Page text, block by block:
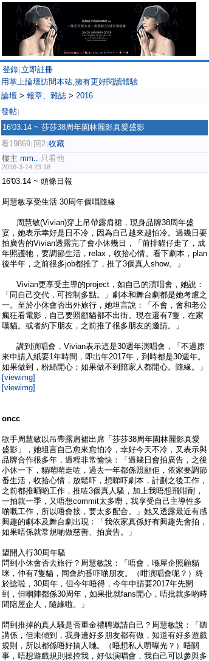
登錄 立即註冊
用掌上論壇訪問本站,擁有更好閱讀體驗
論壇 > 報章、雜誌 > 2016
發帖
16'03.14 ~ 莎莎38周年園林麗影真愛盛影
看19869 回2 收藏
樓主 mm.. 只看他
2016-3-14 23:18
16'03.14 ~ 頭條日報
周慧敏享受生活 30周年個唱隨緣
周慧敏(Vivian)穿上吊帶露肩裙，現身品牌38周年盛
宴，她表示幸好是日不冷，因為自己越來越怕冷。過幾日要
拍廣告的Vivian透露完了會小休幾日，「前排貓仔走了，成
年照護牠，要調節生活，relax，收拾心情。看下劇本，plan
後半年，之前很多job都推了，推了3個真人show。」
Vivian更享受主導的project，如自己的演唱會，她說：
「同自己交代，可控制多點。」劇本和舞台劇都是她考慮之
一。至於小休會否出外旅行，她坦言說：「不會，會和老公
瘋狂看電影，自己要照顧貓都不出街。現在還有7隻，在家
嘆貓。或者約下朋友，之前推了很多朋友的邀請。」
講到演唱會，Vivian表示這是30週年演唱會，「不過原
來申請入紙要1年時間，即出年2017年，到時都是30週年。
如果做到，粉絲開心；如果做不到陪家人都開心。隨緣。」
[viewimg]
[viewimg]
oncc
歌手周慧敏以吊帶露肩裙出席「莎莎38周年園林麗影真愛
盛影」，她坦言自己愈來愈怕冷，幸好今天不冷，又表示與
品牌合作很多年，過程非常愉快：「過幾日會拍廣告，之後
小休一下，貓啱啱走咗，過去一年都係照顧佢，依家要調節
番生活，收拾心情，放鬆吓，想睇吓劇本，計劃之後工作，
之前都推晒啲工作，推咗3個真人騷，加上我唔想飛咁耐，
一拍就一季，又唔想commit太多嘢，我享受自己主導性多
啲嘅工作，所以唔會接，要太多配合。」她又透露最近有感
興趣的劇本及舞台劇出現：「我依家真係好有興趣先會拍，
如果唔係就常規啲做慈善、拍廣告。」
望開入行30周年騷
問到小休會否去旅行？周慧敏說：「唔會，喺屋企照顧貓
咪，仲有7隻貓，同會約番吓啲朋友。（咁演唱會呢？）終
於諗啦，30周年，但今年唔得，今年申請要2017年先開
到，但嗰陣都係30周年，如果批就fans開心，唔批就多啲時
間陪屋企人，隨緣啦。」
問到推掉的真人騷是否重金禮聘邀請自己？周慧敏說：「聽
講係，但未傾到，我身邊好多朋友都有做，知道有好多遊戲
規則，所以都係唔好搞人哋。（唔想私人嘢曝光？）唔關
事，唔想遊戲規則操控我，好似演唱會，我自己可以參與多